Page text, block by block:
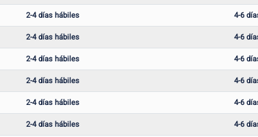
2-4 días hábiles 4-6
2-4 días hábiles 4-6
2-4 días hábiles 4-6
2-4 días hábiles 4-6
2-4 días hábiles 4-6
2-4 días hábiles 4-6